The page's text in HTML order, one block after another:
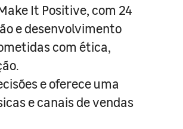
It Positive, com 24
e desenvolvimento
com ética,
e oferece uma
e canais de vendas